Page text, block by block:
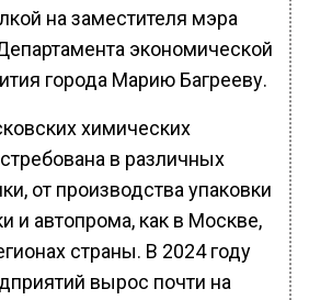
на заместителя мэра
экономической
города Марию Багрееву.
химических
в различных
от производства упаковки
и автопрома, как в Москве,
страны. В 2024 году
вырос почти на